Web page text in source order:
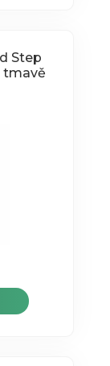
Step
tmavě